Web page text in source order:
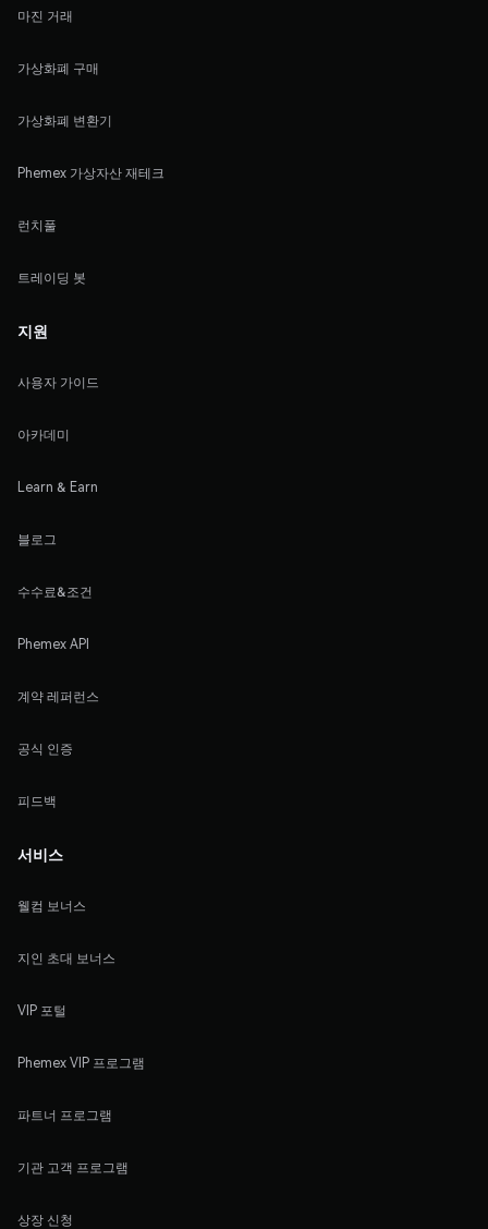
마진 거래
가상화폐 구매
가상화폐 변환기
Phemex 가상자산 재테크
런치풀
트레이딩 봇
지원
사용자 가이드
아카데미
Learn & Earn
블로그
수수료&조건
Phemex API
계약 레퍼런스
공식 인증
피드백
서비스
웰컴 보너스
지인 초대 보너스
VIP 포털
Phemex VIP 프로그램
파트너 프로그램
기관 고객 프로그램
상장 신청